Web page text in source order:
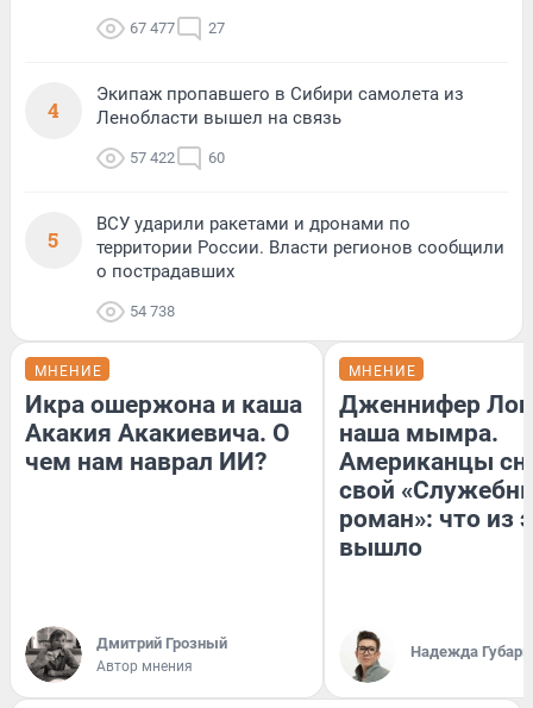
67 477 27
4
Экипаж пропавшего в Сибири самолета из
Ленобласти вышел на связь
57 422 60
5
ВСУ ударили ракетами и дронами по
территории России. Власти регионов сообщили
о пострадавших
54 738
МНЕНИЕ
Икра ошержона и каша
Акакия Акакиевича. О
чем нам наврал ИИ?
Дмитрий Грозный
Автор мнения
МНЕНИЕ
Дженнифер
наша мымра.
Американцы
свой
роман»: что из
вышло
Надежда Губарь